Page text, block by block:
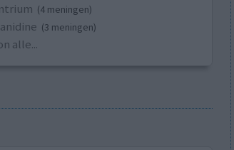
(4 meningen)
(3 meningen)
alle...